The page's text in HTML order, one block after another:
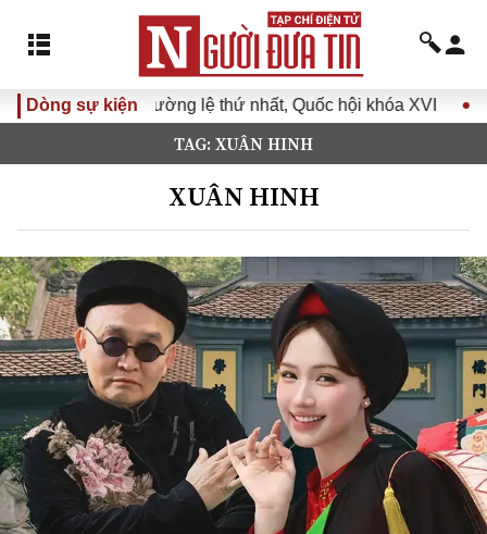
Dòng sự kiện
thứ nhất, Quốc hội khóa XVI Đưa Nghị quyết Đại hội
TAG: XUÂN HINH
XUÂN HINH